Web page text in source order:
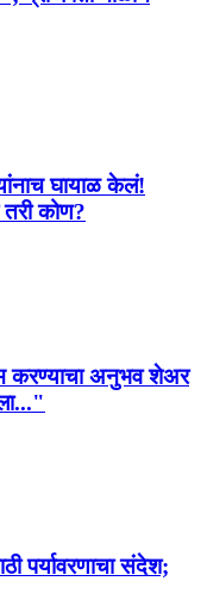
घायाळ केलं!
कोण?
करण्याचा अनुभव शेअर
पर्यावरणाचा संदेश;